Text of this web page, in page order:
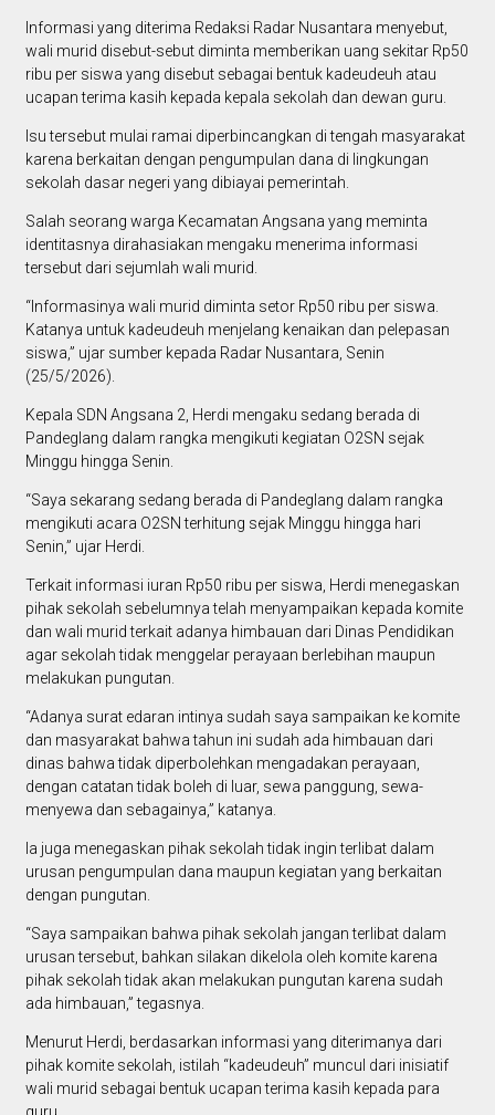
Informasi yang diterima Redaksi Radar Nusantara menyebut,
wali murid disebut-sebut diminta memberikan uang sekitar Rp50
ribu per siswa yang disebut sebagai bentuk kadeudeuh atau
ucapan terima kasih kepada kepala sekolah dan dewan guru.
Isu tersebut mulai ramai diperbincangkan di tengah masyarakat
karena berkaitan dengan pengumpulan dana di lingkungan
sekolah dasar negeri yang dibiayai pemerintah.
Salah seorang warga Kecamatan Angsana yang meminta
identitasnya dirahasiakan mengaku menerima informasi
tersebut dari sejumlah wali murid.
“Informasinya wali murid diminta setor Rp50 ribu per siswa.
Katanya untuk kadeudeuh menjelang kenaikan dan pelepasan
siswa,” ujar sumber kepada Radar Nusantara, Senin
(25/5/2026).
Kepala SDN Angsana 2, Herdi mengaku sedang berada di
Pandeglang dalam rangka mengikuti kegiatan O2SN sejak
Minggu hingga Senin.
“Saya sekarang sedang berada di Pandeglang dalam rangka
mengikuti acara O2SN terhitung sejak Minggu hingga hari
Senin,” ujar Herdi.
Terkait informasi iuran Rp50 ribu per siswa, Herdi menegaskan
pihak sekolah sebelumnya telah menyampaikan kepada komite
dan wali murid terkait adanya himbauan dari Dinas Pendidikan
agar sekolah tidak menggelar perayaan berlebihan maupun
melakukan pungutan.
“Adanya surat edaran intinya sudah saya sampaikan ke komite
dan masyarakat bahwa tahun ini sudah ada himbauan dari
dinas bahwa tidak diperbolehkan mengadakan perayaan,
dengan catatan tidak boleh di luar, sewa panggung, sewa-
menyewa dan sebagainya,” katanya.
Ia juga menegaskan pihak sekolah tidak ingin terlibat dalam
urusan pengumpulan dana maupun kegiatan yang berkaitan
dengan pungutan.
“Saya sampaikan bahwa pihak sekolah jangan terlibat dalam
urusan tersebut, bahkan silakan dikelola oleh komite karena
pihak sekolah tidak akan melakukan pungutan karena sudah
ada himbauan,” tegasnya.
Menurut Herdi, berdasarkan informasi yang diterimanya dari
pihak komite sekolah, istilah “kadeudeuh” muncul dari inisiatif
wali murid sebagai bentuk ucapan terima kasih kepada para
guru.